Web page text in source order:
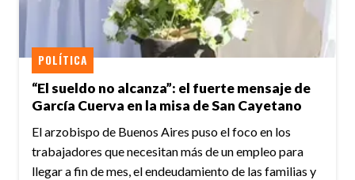
“El sueldo no alcanza”: el fuerte mensaje de
García Cuerva en la misa de San Cayetano
POLÍTICA
El arzobispo de Buenos Aires puso el foco en los
trabajadores que necesitan más de un empleo para
llegar a fin de mes, el endeudamiento de las familias y